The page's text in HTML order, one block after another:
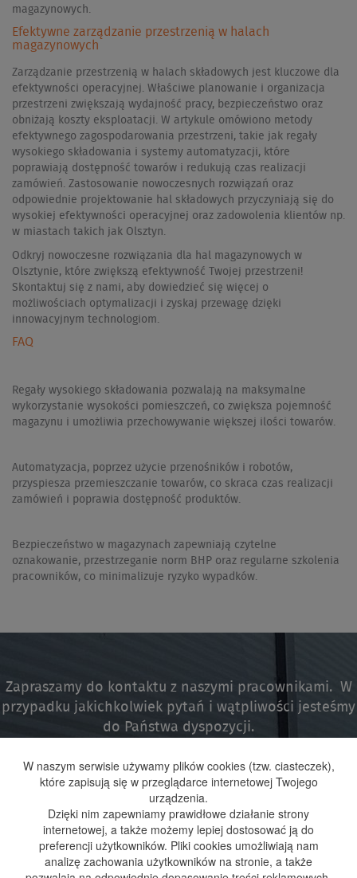
magazynowych.
Efektywne zarządzanie przestrzenią w halach
magazynowych
Zarządzanie przestrzenią w halach składowych jest kluczowe dla
efektywności operacyjnej. Właściwe planowanie i organizacja
przestrzeni zwiększają wydajność pracy, bezpieczeństwo oraz
obniżają koszty eksploatacji. W artykule omówiono metody
efektywnego zagospodarowania przestrzeni, takie jak regały
wysokiego składowania i systemy automatyzacji, które
poprawiają dostępność towarów i redukują czas realizacji
zamówień. Zastosowanie nowoczesnych rozwiązań oraz
odpowiednie projektowanie hal składowych przyczyniają się do
wysokiej efektywności operacyjnej oraz zadowolenia klientów np.
w miastach takich jak Olsztyn.
Odkryj nowoczesne rozwiązania dla hal magazynowych w
Olsztynie, które zwiększą efektywność Twojej przestrzeni!
Skontaktuj się z nami, aby dowiedzieć się więcej o
możliwościach optymalizacji i zyskaj przewagę dzięki
innowacyjnym technologiom.
FAQ
Regały wysokiego składowania pozwalają na maksymalne
wykorzystanie wysokości pomieszczeń, co zwiększa pojemność
magazynu i umożliwia przechowywanie większej ilości towarów.
Automatyzacja, poprzez użycie przenośników i robotów,
przyspiesza przemieszczanie towarów, co skraca czas realizacji
zamówień i poprawia dostępność produktów.
Bezpieczeństwo w magazynach zapewniają czytelne
oznakowanie, przestrzeganie norm BHP oraz regularne szkolenia
pracowników, co minimalizuje ryzyko wypadków.
Zapraszamy do kontaktu z naszymi pracownikami. W
przypadku jakichkolwiek pytań i wątpliwości jesteśmy
do Państwa dyspozycji.
Strona główna O firmie Oferta realizacje Wyróżnienia BLOG Kontakt
W naszym serwisie używamy plików cookies (tzw. ciasteczek),
które zapisują się w przeglądarce internetowej Twojego
urządzenia.
Dzięki nim zapewniamy prawidłowe działanie strony
internetowej, a także możemy lepiej dostosować ją do
preferencji użytkowników. Pliki cookies umożliwiają nam
analizę zachowania użytkowników na stronie, a także